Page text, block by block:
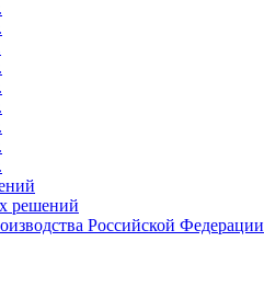
решений
Российской Федерации